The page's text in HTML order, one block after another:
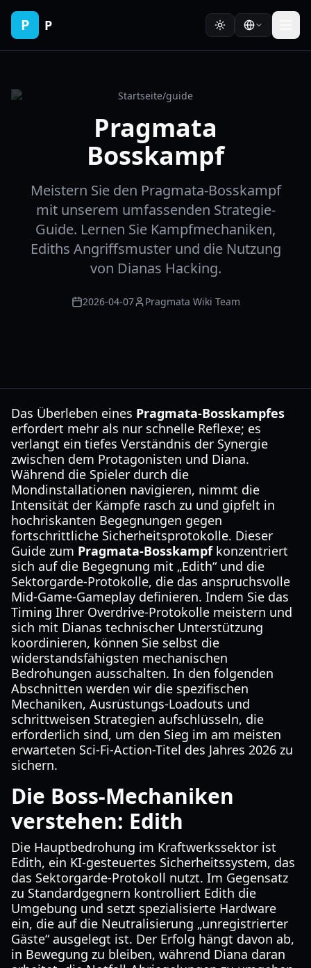
P P
Startseite/guide
Pragmata
Bosskampf
Meistern Sie den Pragmata-Bosskampf
mit unserem umfassenden Strategie-
Guide. Lernen Sie Kampfmechaniken,
Ediths Angriffsmuster und die Nutzung
von Dianas Hacking.
2026-04-07 Pragmata Wiki Team
Das Überleben eines Pragmata-Bosskampfes
erfordert mehr als nur schnelle Reflexe; es
verlangt ein tiefes Verständnis der Synergie
zwischen dem Protagonisten und Diana.
Während die Spieler durch die
Mondinstallationen navigieren, nimmt die
Intensität der Kämpfe rasch zu und gipfelt in
hochriskanten Begegnungen gegen
fortschrittliche Sicherheitsprotokolle. Dieser
Guide zum Pragmata-Bosskampfkonzentriert
sich auf die Begegnung mit „Edith“ und die
Sektorgarde-Protokolle, die das anspruchsvolle
Mid-Game-Gameplay definieren. Indem Sie das
Timing Ihrer Overdrive-Protokolle meistern und
sich mit Dianas technischer Unterstützung
koordinieren, können Sie selbst die
widerstandsfähigsten mechanischen
Bedrohungen ausschalten. In den folgenden
Abschnitten werden wir die spezifischen
Mechaniken, Ausrüstungs-Loadouts und
schrittweisen Strategien aufschlüsseln, die
erforderlich sind, um den Sieg im am meisten
erwarteten Sci-Fi-Action-Titel des Jahres 2026 zu
sichern.
Die Boss-Mechaniken
verstehen: Edith
Die Hauptbedrohung im Kraftwerkssektor ist
Edith, ein KI-gesteuertes Sicherheitssystem, das
das Sektorgarde-Protokoll nutzt. Im Gegensatz
zu Standardgegnern kontrolliert Edith die
Umgebung und setzt spezialisierte Hardware
ein, die auf die Neutralisierung „unregistrierter
Gäste“ ausgelegt ist. Der Erfolg hängt davon ab,
in Bewegung zu bleiben, während Diana daran